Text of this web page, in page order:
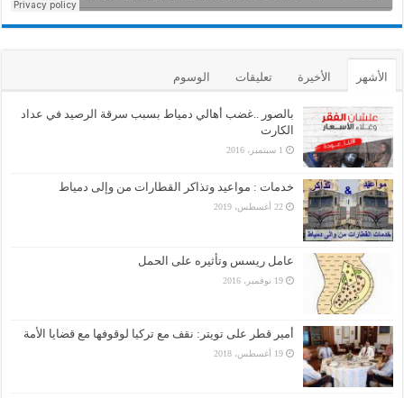
الأشهر الأخيرة تعليقات الوسوم
بالصور ..غضب أهالي دمياط بسبب سرقة الرصيد في عداد
الكارت
1 سبتمبر، 2016
خدمات : مواعيد وتذاكر القطارات من وإلى دمياط
22 أغسطس، 2019
عامل ريسس وتأثيره على الحمل
19 نوفمبر، 2016
أمير قطر على تويتر: نقف مع تركيا لوقوفها مع قضايا الأمة
19 أغسطس، 2018